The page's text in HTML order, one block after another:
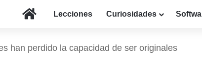
InicioLecciones Curiosidades
han perdido la capacidad de ser originales